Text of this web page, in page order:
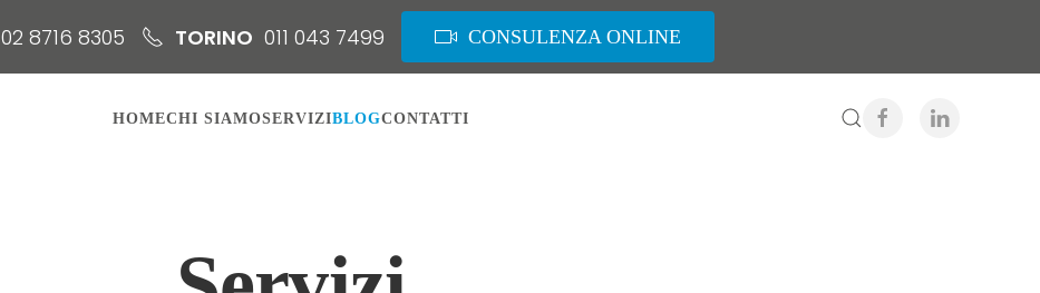
02 8716 8305 TORINO 011 043 7499 CONSULENZA ONLINE
HOMECHI SIAMOSERVIZIBLOGCONTATTI